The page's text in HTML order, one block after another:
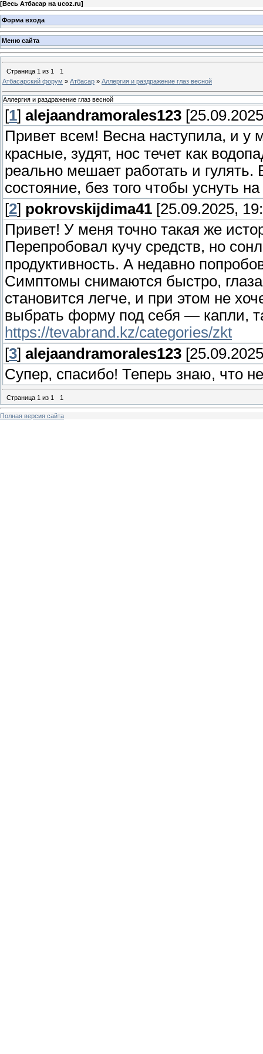
[Весь Атбасар на ucoz.ru]
Форма входа
Меню сайта
Страница 1 из 1
1
Атбасарский форум » Атбасар » Аллергия и раздражение глаз весной
Аллергия и раздражение глаз весной
[1] alejaandramorales123
Привет всем! Весна наступила, и у
красные, зудят, нос течет как
реально мешает работать и гулять.
состояние, без того чтобы уснуть
[2] pokrovskijdima41 [25.09.2025,
Привет! У меня точно такая же
Перепробовал кучу средств, но
продуктивность. А недавно
Симптомы снимаются быстро,
становится легче, и при этом не
выбрать форму под себя — капли,
https://tevabrand.kz/categories/zkt
[3] alejaandramorales123
Супер, спасибо! Теперь знаю, что
Страница 1 из 1 1
Полная версия сайта